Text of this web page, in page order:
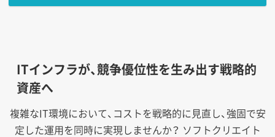
ITインフラが、競争優位性を生み出す戦略的
資産へ
複雑なIT環境において、コストを戦略的に見直し、強固で安
定した運用を同時に実現しませんか？ ソフトクリエイト